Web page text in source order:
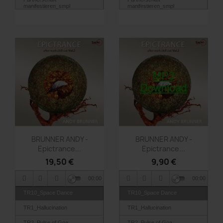
manifestieren_smpl
manifestieren_smpl
Vorschau
BRUNNER ANDY -
Epictrance...
19,50 €
TR10_Space Dance
TR1_Hallucination
00:00
Vorschau
BRUNNER ANDY -
Epictrance...
9,90 €
TR10_Space Dance
TR1_Hallucination
00:00